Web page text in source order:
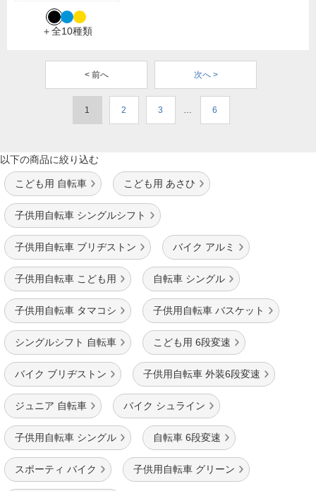
＋全10種類
< 前へ 次へ >
1 2 3 … 6
以下の商品に絞り込む
こども用 自転車 こども用 あさひ
子供用自転車 シングルシフト
子供用自転車 ブリヂストン バイク アルミ
子供用自転車 こども用 自転車 シングル
子供用自転車 タマコシ 子供用自転車 バスケット
シングルシフト 自転車 こども用 6段変速
バイク ブリヂストン 子供用自転車 外装6段変速
ジュニア 自転車 バイク シュライン
子供用自転車 シングル 自転車 6段変速
スポーティ バイク 子供用自転車 グリーン